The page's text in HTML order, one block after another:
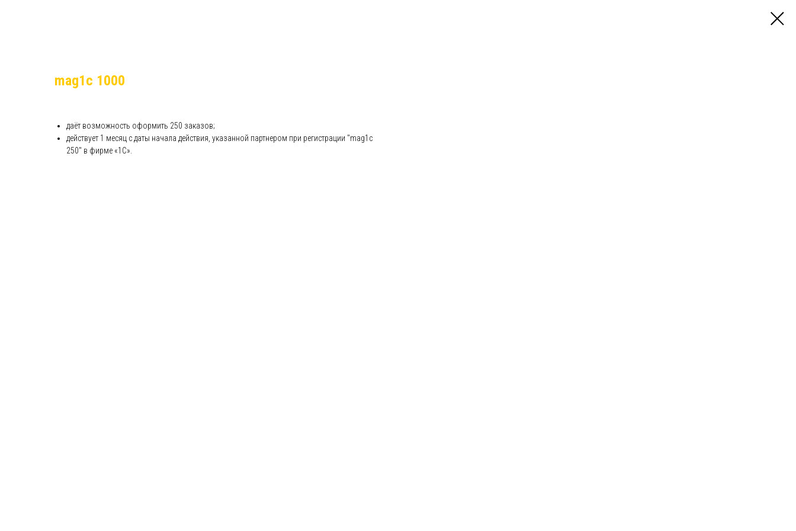
mag1c 1000
даёт возможность оформить 250 заказов;
действует 1 месяц с даты начала действия, указанной партнером при регистрации "mag1c
250" в фирме «1С».